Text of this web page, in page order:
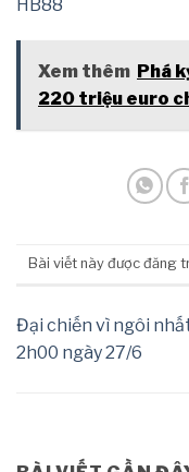
HB88
Xem thêm Phá
220 triệu euro
Bài viết này được đăng
Đại chiến vì ngôi
2h00 ngày 27/6